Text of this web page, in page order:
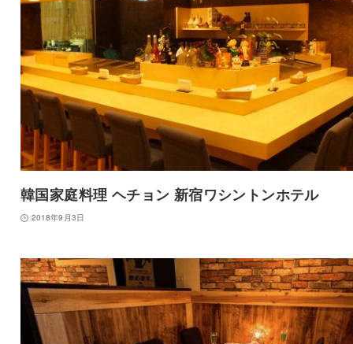
韓国家庭料理 ヘチョン 新宿ワシントンホテル
2018年9月3日